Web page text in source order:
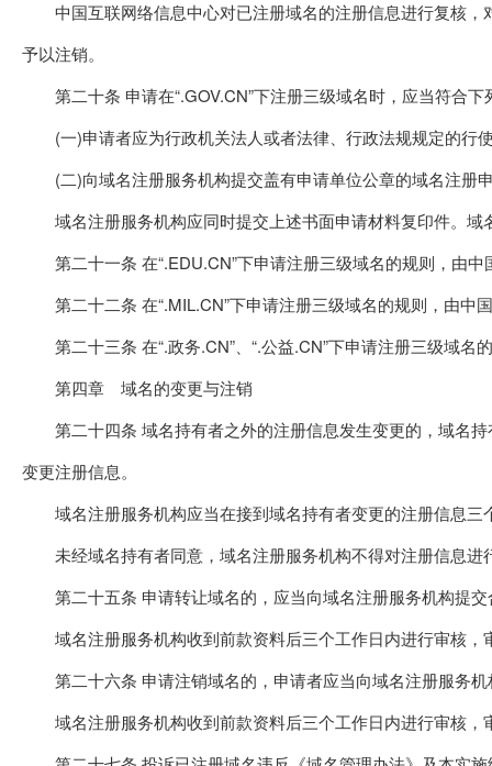
中国互联网络信息中心对已注册域名的注册信息进行复核，
予以注销。
第二十条 申请在“.GOV.CN”下注册三级域名时，应当符合下
(一)申请者应为行政机关法人或者法律、行政法规规定的行
(二)向域名注册服务机构提交盖有申请单位公章的域名注册
域名注册服务机构应同时提交上述书面申请材料复印件。域
第二十一条 在“.EDU.CN”下申请注册三级域名的规则，由中
第二十二条 在“.MIL.CN”下申请注册三级域名的规则，由中
第二十三条 在“.政务.CN”、“.公益.CN”下申请注册三级域名
第四章 域名的变更与注销
第二十四条 域名持有者之外的注册信息发生变更的，域名持
变更注册信息。
域名注册服务机构应当在接到域名持有者变更的注册信息三
未经域名持有者同意，域名注册服务机构不得对注册信息进
第二十五条 申请转让域名的，应当向域名注册服务机构提交
域名注册服务机构收到前款资料后三个工作日内进行审核，
第二十六条 申请注销域名的，申请者应当向域名注册服务机
域名注册服务机构收到前款资料后三个工作日内进行审核，